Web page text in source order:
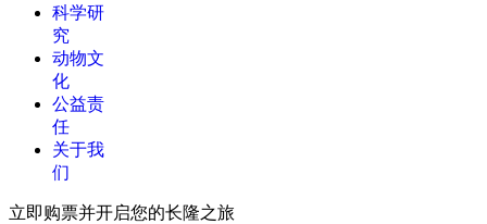
科学研
究
动物文
化
公益责
任
关于我
们
立即购票并开启您的长隆之旅